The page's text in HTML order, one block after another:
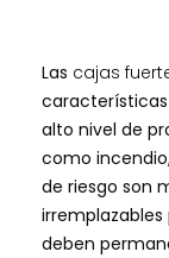
Las cajas
alto nivel de
como
de riesgo son
deben